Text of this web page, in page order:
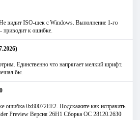
видит ISO-шек с Windows. Выполнение 1-го
приводит к ошибке.
Единственно что напрягает мелкий шрифт.
бы.
ошибка 0х80072EE2. Подскажите как исправить.
Preview Версия 26H1 Сборка ОС 28120.2630